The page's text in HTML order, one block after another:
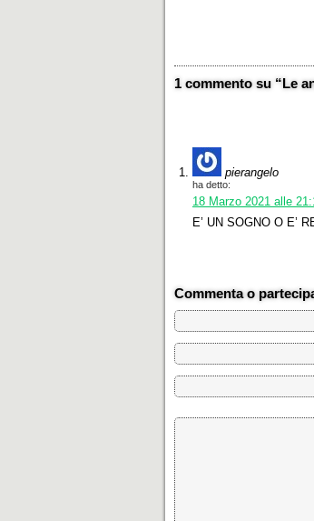
1 commento su “Le
pierangelo
ha detto:
18 Marzo 2021 alle
E’ UN SOGNO O E’
Commenta o